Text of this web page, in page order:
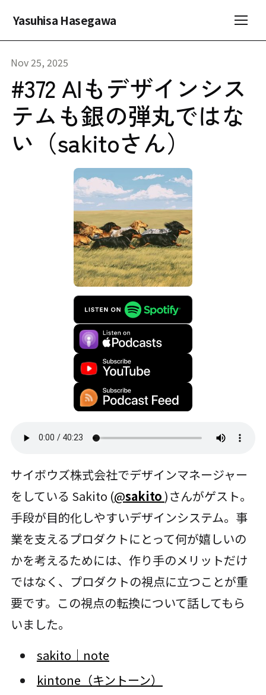
Yasuhisa Hasegawa
Nov 25, 2025
#372 AIもデザインシス
テムも銀の弾丸ではな
い（sakitoさん）
サイボウズ株式会社でデザインマネージャー
をしている Sakito (@sakito)さんがゲスト。
手段が目的化しやすいデザインシステム。事
業を支えるプロダクトにとって何が嬉しいの
かを考えるためには、作り手のメリットだけ
ではなく、プロダクトの視点に立つことが重
要です。この視点の転換について話してもら
いました。
sakito｜note
kintone（キントーン）